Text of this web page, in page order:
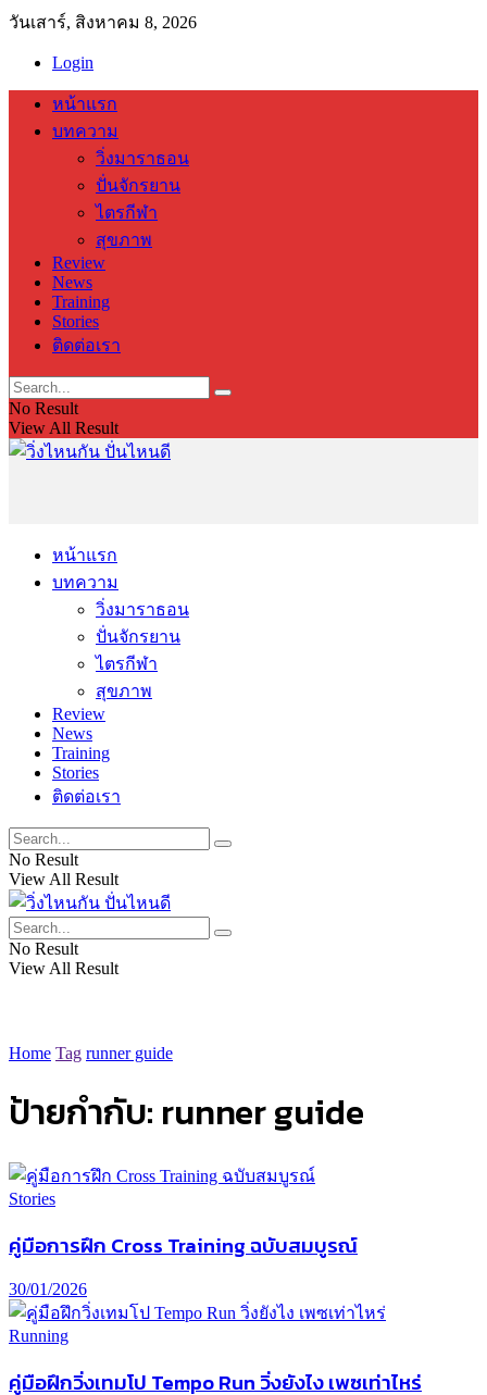
วันเสาร์, สิงหาคม 8, 2026
Login
หน้าแรก
บทความ
วิ่งมาราธอน
ปั่นจักรยาน
ไตรกีฬา
สุขภาพ
Review
News
Training
Stories
ติดต่อเรา
No Result
View All Result
หน้าแรก
บทความ
วิ่งมาราธอน
ปั่นจักรยาน
ไตรกีฬา
สุขภาพ
Review
News
Training
Stories
ติดต่อเรา
No Result
View All Result
No Result
View All Result
Home Tag runner guide
ป้ายกำกับ: runner guide
Stories
คู่มือการฝึก Cross Training ฉบับสมบูรณ์
30/01/2026
Running
คู่มือฝึกวิ่งเทมโป Tempo Run วิ่งยังไง เพซเท่าไหร่